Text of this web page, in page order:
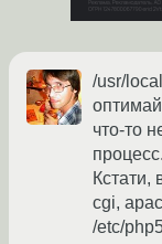
/usr/
что-то
процесс.
Кстати,
cgi,
/etc/